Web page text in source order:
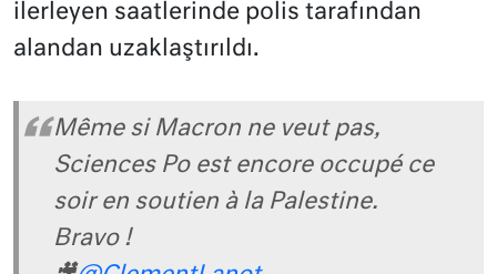
ilerleyen saatlerinde polis tarafından
alandan uzaklaştırıldı.
Même si Macron ne veut pas,
Sciences Po est encore occupé ce
soir en soutien à la Palestine.
Bravo !